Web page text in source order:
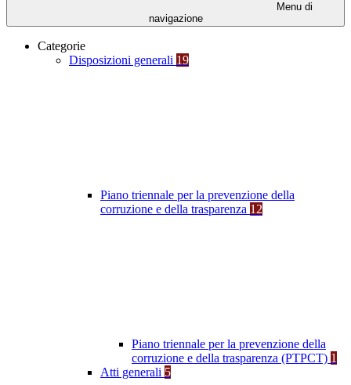
Menu di
navigazione
Categorie
Disposizioni generali 19
Piano triennale per la prevenzione della
corruzione e della trasparenza 12
Piano triennale per la prevenzione della
corruzione e della trasparenza (PTPCT) 1
Atti generali 5